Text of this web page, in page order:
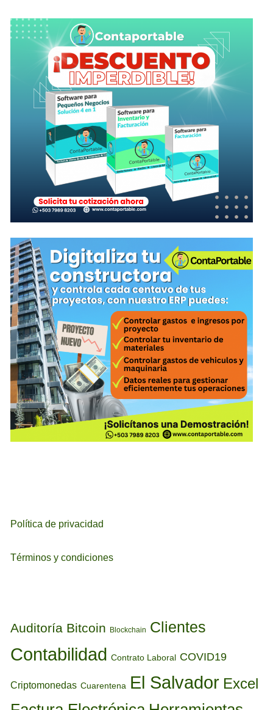
Política de privacidad
Términos y condiciones
Auditoría Bitcoin Blockchain Clientes
Contabilidad Contrato Laboral COVID19
Criptomonedas Cuarentena El Salvador Excel